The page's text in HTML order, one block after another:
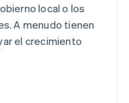
local o los
A menudo tienen
el crecimiento